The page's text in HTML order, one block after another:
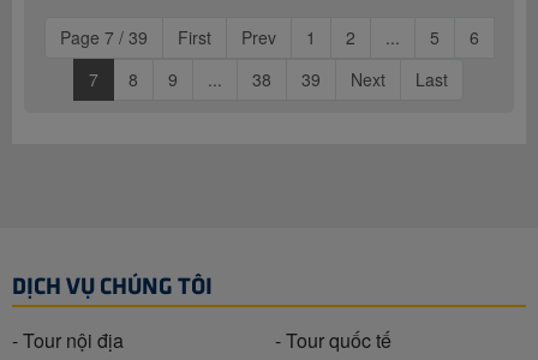
Page 7 / 39 First Prev 1 2 ... 5
6
7
8 9 ... 38 39 Next Last
DỊCH VỤ CHÚNG TÔI
- Tour nội địa
- Tour quốc tế